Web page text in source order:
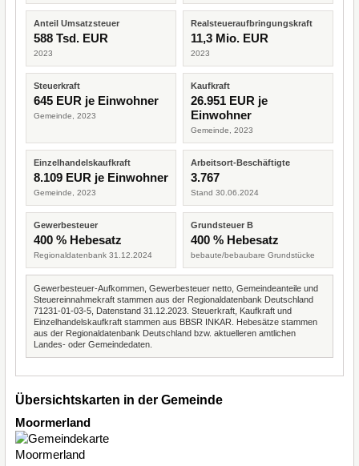
Anteil Umsatzsteuer
588 Tsd. EUR
2023
Realsteueraufbringungskraft
11,3 Mio. EUR
2023
Steuerkraft
645 EUR je Einwohner
Gemeinde, 2023
Kaufkraft
26.951 EUR je
Einwohner
Gemeinde, 2023
Einzelhandelskaufkraft
8.109 EUR je Einwohner
Gemeinde, 2023
Arbeitsort-Beschäftigte
3.767
Stand 30.06.2024
Gewerbesteuer
400 % Hebesatz
Regionaldatenbank 31.12.2024
Grundsteuer B
400 % Hebesatz
bebaute/bebaubare Grundstücke
Gewerbesteuer-Aufkommen, Gewerbesteuer netto, Gemeindeanteile und
Steuereinnahmekraft stammen aus der Regionaldatenbank Deutschland
71231-01-03-5, Datenstand 31.12.2023. Steuerkraft, Kaufkraft und
Einzelhandelskaufkraft stammen aus BBSR INKAR. Hebesätze stammen
aus der Regionaldatenbank Deutschland bzw. aktuelleren amtlichen
Landes- oder Gemeindedaten.
Übersichtskarten in der Gemeinde
Moormerland